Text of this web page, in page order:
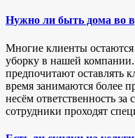
Нужно ли быть дома во
Многие клиенты
уборку в нашей
предпочитают оставлять
время занимаются более
несём ответственность
сотрудники проходят